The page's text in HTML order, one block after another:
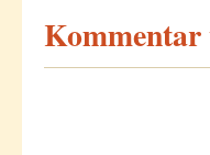
Kommentar